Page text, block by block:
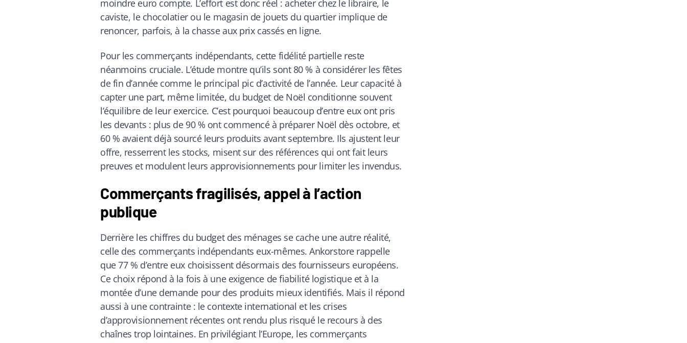
moindre euro compte. L’effort est donc réel : acheter chez le libraire, le
caviste, le chocolatier ou le magasin de jouets du quartier implique de
renoncer, parfois, à la chasse aux prix cassés en ligne.
Pour les commerçants indépendants, cette fidélité partielle reste
néanmoins cruciale. L’étude montre qu’ils sont 80 % à considérer les fêtes
de fin d’année comme le principal pic d’activité de l’année. Leur capacité à
capter une part, même limitée, du budget de Noël conditionne souvent
l’équilibre de leur exercice. C’est pourquoi beaucoup d’entre eux ont pris
les devants : plus de 90 % ont commencé à préparer Noël dès octobre, et
60 % avaient déjà sourcé leurs produits avant septembre. Ils ajustent leur
offre, resserrent les stocks, misent sur des références qui ont fait leurs
preuves et modulent leurs approvisionnements pour limiter les invendus.
Commerçants fragilisés, appel à l’action
publique
Derrière les chiffres du budget des ménages se cache une autre réalité,
celle des commerçants indépendants eux-mêmes. Ankorstore rappelle
que 77 % d’entre eux choisissent désormais des fournisseurs européens.
Ce choix répond à la fois à une exigence de fiabilité logistique et à la
montée d’une demande pour des produits mieux identifiés. Mais il répond
aussi à une contrainte : le contexte international et les crises
d’approvisionnement récentes ont rendu plus risqué le recours à des
chaînes trop lointaines. En privilégiant l’Europe, les commerçants